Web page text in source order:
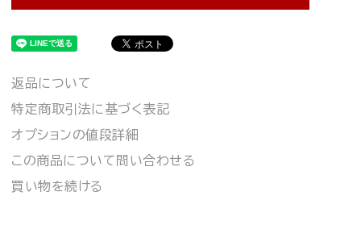
返品について
特定商取引法に基づく表記
オプションの値段詳細
この商品について問い合わせる
買い物を続ける